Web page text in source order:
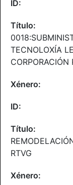
TECNOLOXÍA
RTVG